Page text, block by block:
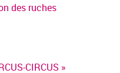
des ruches
CIRCUS »